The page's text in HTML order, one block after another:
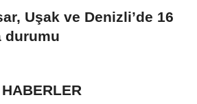
Uşak ve Denizli’de 16
durumu